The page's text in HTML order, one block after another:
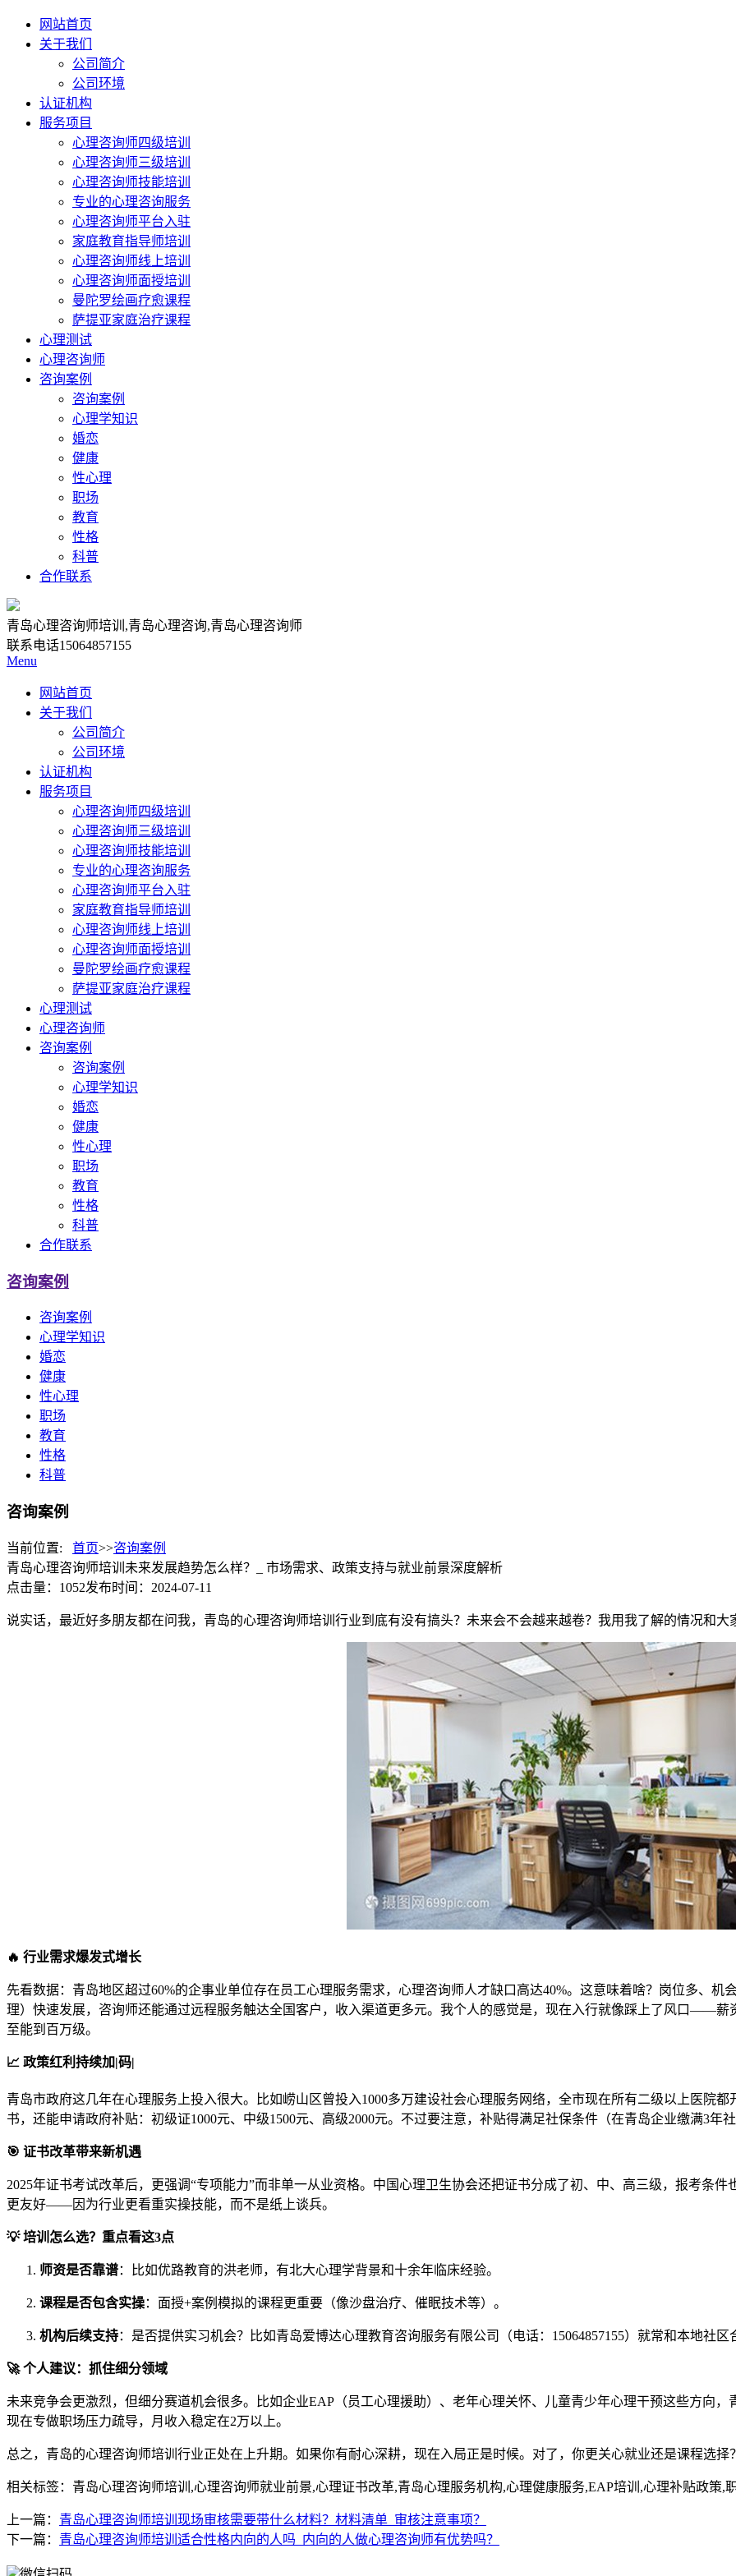
网站首页
关于我们
公司简介
公司环境
认证机构
服务项目
心理咨询师四级培训
心理咨询师三级培训
心理咨询师技能培训
专业的心理咨询服务
心理咨询师平台入驻
家庭教育指导师培训
心理咨询师线上培训
心理咨询师面授培训
曼陀罗绘画疗愈课程
萨提亚家庭治疗课程
心理测试
心理咨询师
咨询案例
咨询案例
心理学知识
婚恋
健康
性心理
职场
教育
性格
科普
合作联系
青岛心理咨询师培训,青岛心理咨询,青岛心理咨询师
联系电话15064857155
Menu
网站首页
关于我们
公司简介
公司环境
认证机构
服务项目
心理咨询师四级培训
心理咨询师三级培训
心理咨询师技能培训
专业的心理咨询服务
心理咨询师平台入驻
家庭教育指导师培训
心理咨询师线上培训
心理咨询师面授培训
曼陀罗绘画疗愈课程
萨提亚家庭治疗课程
心理测试
心理咨询师
咨询案例
咨询案例
心理学知识
婚恋
健康
性心理
职场
教育
性格
科普
合作联系
咨询案例
咨询案例
心理学知识
婚恋
健康
性心理
职场
教育
性格
科普
咨询案例
当前位置: 首页>>咨询案例
青岛心理咨询师培训未来发展趋势怎么样？_ 市场需求、政策支持与就业前景深度解析
点击量：1052发布时间：2024-07-11
说实话，最近好多朋友都在问我，青岛的心理咨询师培训行业到底有没有搞头？未来会不会越来越卷？我用我了解的情况和大
🔥 行业需求爆发式增长
先看数据：青岛地区超过60%的企事业单位存在员工心理服务需求，心理咨询师人才缺口高达40%。这意味着啥？岗位多、机
理）快速发展，咨询师还能通过远程服务触达全国客户，收入渠道更多元。我个人的感觉是，现在入行就像踩上了风口——薪
至能到百万级。
📈 政策红利持续加|码|
青岛市政府这几年在心理服务上投入很大。比如崂山区曾投入1000多万建设社会心理服务网络，全市现在所有二级以上医院
书，还能申请政府补贴：初级证1000元、中级1500元、高级2000元。不过要注意，补贴得满足社保条件（在青岛企业缴满3年
🎯 证书改革带来新机遇
2025年证书考试改革后，更强调“专项能力”而非单一从业资格。中国心理卫生协会还把证书分成了初、中、高三级，报考条
更友好——因为行业更看重实操技能，而不是纸上谈兵。
💡 培训怎么选？重点看这3点
师资是否靠谱：比如优路教育的洪老师，有北大心理学背景和十余年临床经验。
课程是否包含实操：面授+案例模拟的课程更重要（像沙盘治疗、催眠技术等）。
机构后续支持：是否提供实习机会？比如青岛爱博达心理教育咨询服务有限公司（电话：15064857155）就常和本地社
🚀 个人建议：抓住细分领域
未来竞争会更激烈，但细分赛道机会很多。比如企业EAP（员工心理援助）、老年心理关怀、儿童青少年心理干预这些方向
现在专做职场压力疏导，月收入稳定在2万以上。
总之，青岛的心理咨询师培训行业正处在上升期。如果你有耐心深耕，现在入局正是时候。对了，你更关心就业还是课程选择
相关标签：青岛心理咨询师培训,心理咨询师就业前景,心理证书改革,青岛心理服务机构,心理健康服务,EAP培训,心理补贴政策,
上一篇： 青岛心理咨询师培训现场审核需要带什么材料？材料清单_审核注意事项？
下一篇： 青岛心理咨询师培训适合性格内向的人吗_内向的人做心理咨询师有优势吗？